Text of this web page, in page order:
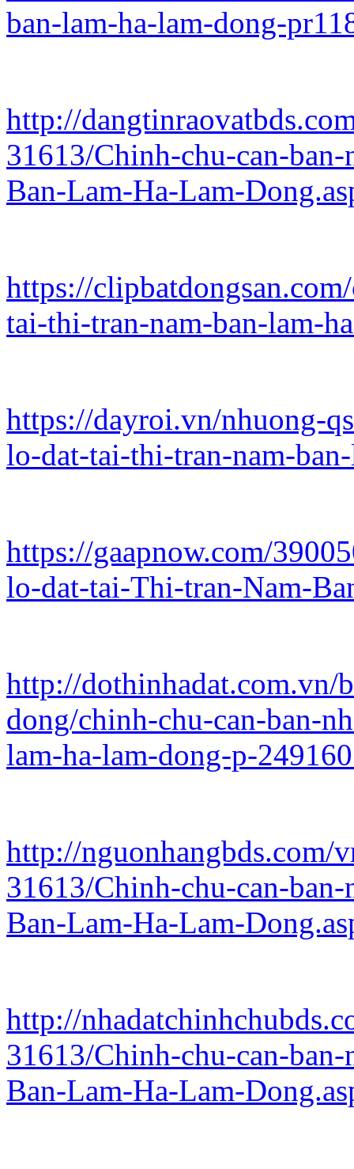
ban-lam-ha-lam-dong-
http://
31613/Chinh-chu-can-
Ban-Lam-Ha-Lam-
https://
tai-thi-tran-nam-ban-lam-
https://dayroi.vn/nhuong-
lo-dat-tai-thi-tran-nam-
https://gaapnow.com/
lo-dat-tai-Thi-tran-Nam-
http://dothinhadat.com.vn/
dong/chinh-chu-can-ban-
lam-ha-lam-dong-p-
http://nguonhangbds.com/
31613/Chinh-chu-can-
Ban-Lam-Ha-Lam-
http://
31613/Chinh-chu-can-
Ban-Lam-Ha-Lam-